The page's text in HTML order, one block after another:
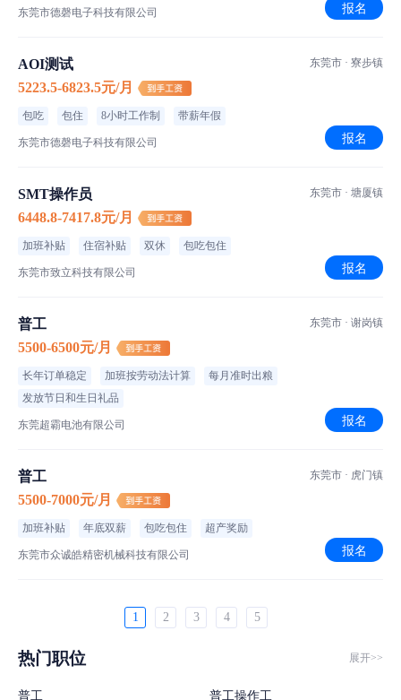
东莞市德磬电子科技有限公司 报名
AOI测试
5223.5-6823.5元/月
包吃 包住 8小时工作制 带薪年假
东莞市德磬电子科技有限公司
东莞市 · 寮步镇
报名
SMT操作员
6448.8-7417.8元/月
加班补贴 住宿补贴 双休 包吃包住
东莞市致立科技有限公司
东莞市 · 塘厦镇
报名
普工
5500-6500元/月
长年订单稳定 加班按劳动法计算
每月准时出粮
发放节日和生日礼品
东莞超霸电池有限公司
东莞市 · 谢岗镇
报名
普工
5500-7000元/月
加班补贴 年底双薪 包吃包住 超产奖励
东莞市众诚皓精密机械科技有限公司
东莞市 · 虎门镇
报名
1 2 3 4 5
热门职位 展开>>
普工 普工操作工